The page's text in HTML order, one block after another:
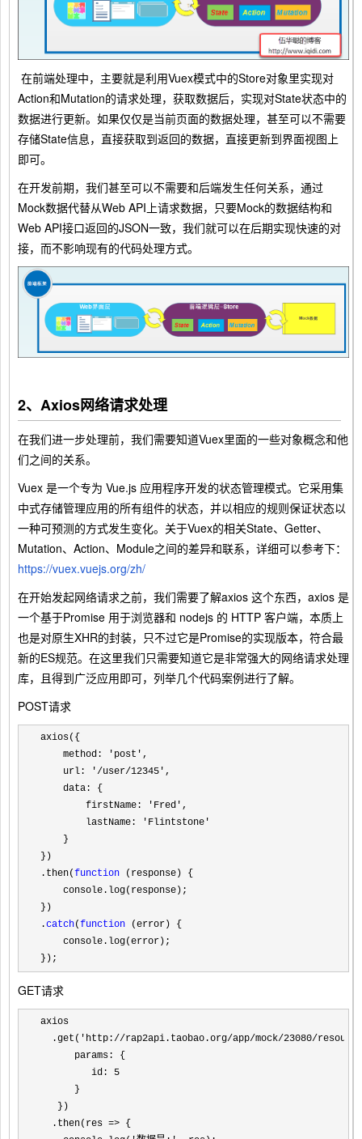
在前端处理中，主要就是利用Vuex模式中的Store对象里实现对
Action和Mutation的请求处理，获取数据后，实现对State状态中的
数据进行更新。如果仅仅是当前页面的数据处理，甚至可以不需要
存储State信息，直接获取到返回的数据，直接更新到界面视图上
即可。
在开发前期，我们甚至可以不需要和后端发生任何关系，通过
Mock数据代替从Web API上请求数据，只要Mock的数据结构和
Web API接口返回的JSON一致，我们就可以在后期实现快速的对
接，而不影响现有的代码处理方式。
2、Axios网络请求处理
在我们进一步处理前，我们需要知道Vuex里面的一些对象概念和他
们之间的关系。
Vuex 是一个专为 Vue.js 应用程序开发的状态管理模式。它采用集
中式存储管理应用的所有组件的状态，并以相应的规则保证状态以
一种可预测的方式发生变化。关于Vuex的相关State、Getter、
Mutation、Action、Module之间的差异和联系，详细可以参考下：
https://vuex.vuejs.org/zh/
在开始发起网络请求之前，我们需要了解axios 这个东西，axios 是
一个基于Promise 用于浏览器和 nodejs 的 HTTP 客户端，本质上
也是对原生XHR的封装，只不过它是Promise的实现版本，符合最
新的ES规范。在这里我们只需要知道它是非常强大的网络请求处理
库，且得到广泛应用即可，列举几个代码案例进行了解。
POST请求
axios({
    method:
'post' ,
    url:
'/user/12345' ,
    data: {
        firstName:
'Fred' ,
        lastName:
'Flintstone'
    }
})
.then(function (response) {
    console.log(response);
})
.catch(function (error) {
    console.log(error);
});
GET请求
axios
  .get(
'http://rap2api.taobao.org/app/mock/23080/
      params: {
         id:
5
      }
   })
  .then(res
=> {